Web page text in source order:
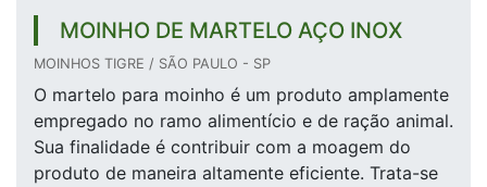
MOINHO DE MARTELO AÇO INOX
MOINHOS TIGRE / SÃO PAULO - SP
O martelo para moinho é um produto amplamente
empregado no ramo alimentício e de ração animal.
Sua finalidade é contribuir com a moagem do
produto de maneira altamente eficiente. Trata-se